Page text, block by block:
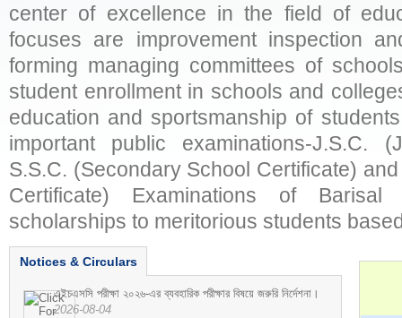
center of excellence in the field of
focuses are improvement inspection
forming managing committees of
student enrollment in schools and
education and sportsmanship of
important public examinations-J.S.C.
S.S.C. (Secondary School Certificate)
Certificate) Examinations of
scholarships to meritorious students
Notices & Circulars
এইচএসসি পরীক্ষা ২০২৬-এর ব্যবহারিক পরীক্ষার বিষয়ে জরুরি নির্দেশনা।
2026-08-04